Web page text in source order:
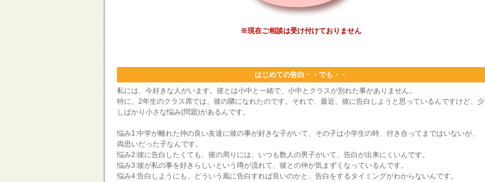
※現在ご相談は受け付けておりません
はじめての告白・・でも・・
私には、今好きな人がいます。彼とは小中と一緒で、小中とクラスが別れた事がありません。
特に、2年生のクラス席では、彼の隣になれたのです。それで、最近、彼に告白しようと思っているんですけど、少
しばかり小さな悩み(問題)があるんです。
悩み1:中学が離れた仲の良い友達に彼の事が好きな子がいて、その子は小学生の時、付き合ってまではいないが、
両思いだった子なんです。
悩み2:彼に告白したくても、彼の周りには、いつも数人の男子がいて、告白が出来にくいんです。
悩み3:彼が私の事を好きらしいという噂が流れて、彼との仲が気まずくなっているんです。
悩み4:告白しようにも、どういう風に告白すれば良いのかと、告白をするタイミングがわからないんです。